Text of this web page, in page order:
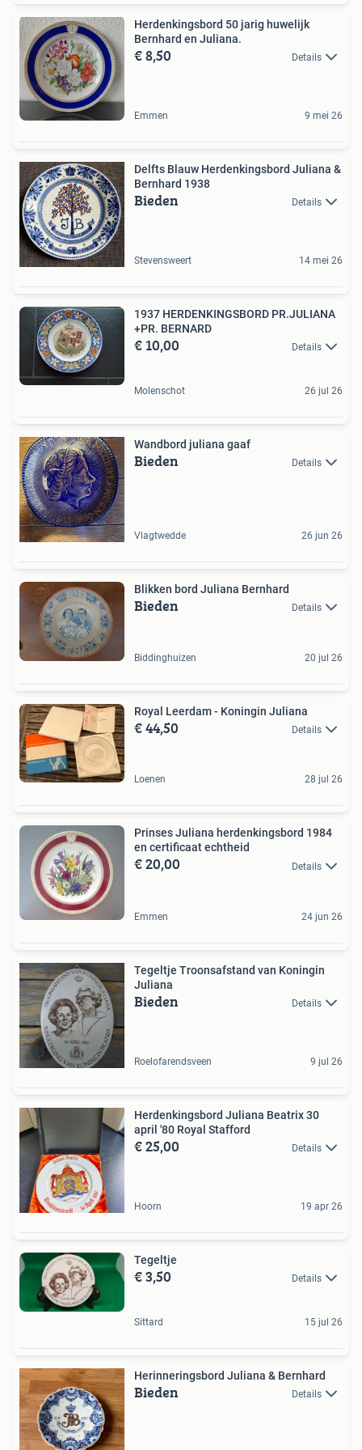
Herdenkingsbord 50 jarig huwelijk
Bernhard en Juliana.
€ 8,50 Details
Emmen 9 mei 26
Delfts Blauw Herdenkingsbord Juliana &
Bernhard 1938
Bieden Details
Stevensweert 14 mei 26
1937 HERDENKINGSBORD PR.JULIANA
+PR. BERNARD
€ 10,00 Details
Molenschot 26 jul 26
Wandbord juliana gaaf
Bieden Details
Vlagtwedde 26 jun 26
Blikken bord Juliana Bernhard
Bieden Details
Biddinghuizen 20 jul 26
Royal Leerdam - Koningin Juliana
€ 44,50 Details
Loenen 28 jul 26
Prinses Juliana herdenkingsbord 1984
en certificaat echtheid
€ 20,00 Details
Emmen 24 jun 26
Tegeltje Troonsafstand van Koningin
Juliana
Bieden Details
Roelofarendsveen 9 jul 26
Herdenkingsbord Juliana Beatrix 30
april '80 Royal Stafford
€ 25,00 Details
Hoorn 19 apr 26
Tegeltje
€ 3,50 Details
Sittard 15 jul 26
Herinneringsbord Juliana & Bernhard
Bieden Details